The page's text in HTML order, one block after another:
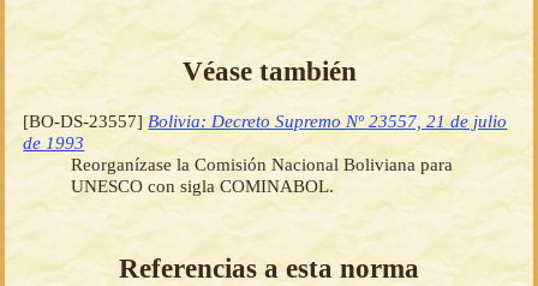
Véase también
[BO-DS-23557] Bolivia: Decreto Supremo Nº 23557, 21 de julio
de 1993
Reorganízase la Comisión Nacional Boliviana para
UNESCO con sigla COMINABOL.
Referencias a esta norma